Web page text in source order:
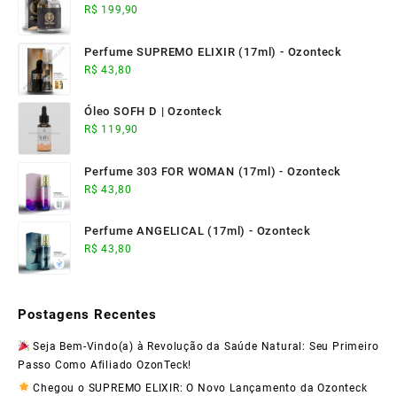
R$ 199,90
Perfume SUPREMO ELIXIR (17ml) - Ozonteck
R$ 43,80
Óleo SOFH D | Ozonteck
R$ 119,90
Perfume 303 FOR WOMAN (17ml) - Ozonteck
R$ 43,80
Perfume ANGELICAL (17ml) - Ozonteck
R$ 43,80
Postagens Recentes
Seja Bem-Vindo(a) à Revolução da Saúde Natural: Seu Primeiro
Passo Como Afiliado OzonTeck!
Chegou o SUPREMO ELIXIR: O Novo Lançamento da Ozonteck